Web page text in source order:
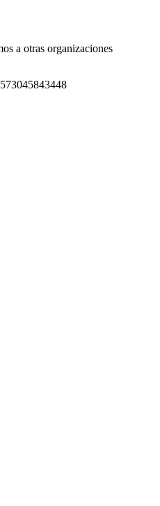
a otras organizaciones